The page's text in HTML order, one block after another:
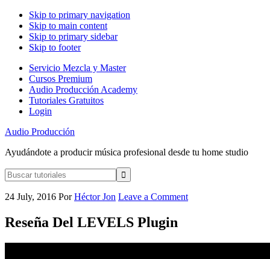
Skip to primary navigation
Skip to main content
Skip to primary sidebar
Skip to footer
Servicio Mezcla y Master
Cursos Premium
Audio Producción Academy
Tutoriales Gratuitos
Login
Audio Producción
Ayudándote a producir música profesional desde tu home studio
Buscar
tutoriales
24 July, 2016 PorHéctor Jon Leave a Comment
Reseña Del LEVELS Plugin